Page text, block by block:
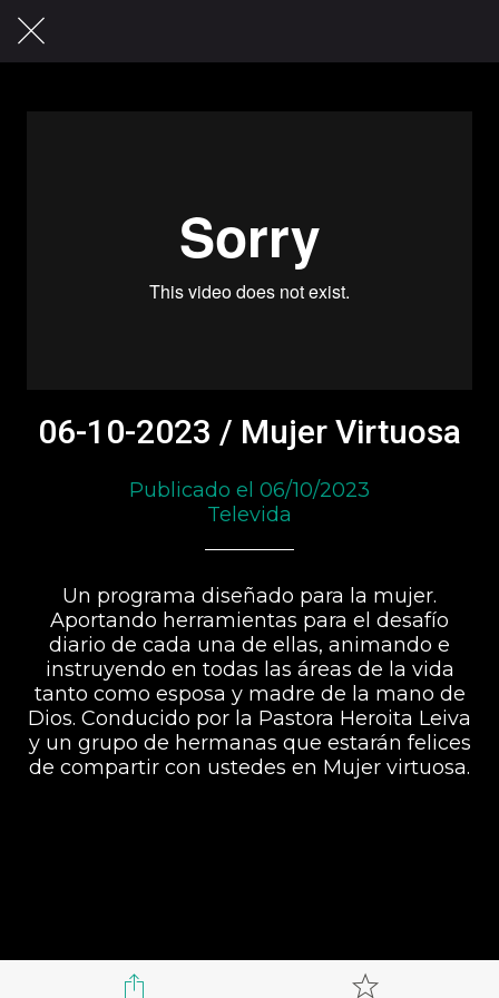
06-10-2023 / Mujer Virtuosa
Publicado el 06/10/2023
Televida
Un programa diseñado para la mujer.
Aportando herramientas para el desafío
diario de cada una de ellas, animando e
instruyendo en todas las áreas de la vida
tanto como esposa y madre de la mano de
Dios. Conducido por la Pastora Heroita Leiva
y un grupo de hermanas que estarán felices
de compartir con ustedes en Mujer virtuosa.